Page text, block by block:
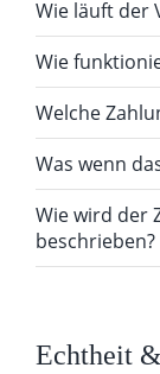
Wie läuft der
Wie
Welche
Was wenn
Wie wird der
beschrieben?
Echtheit